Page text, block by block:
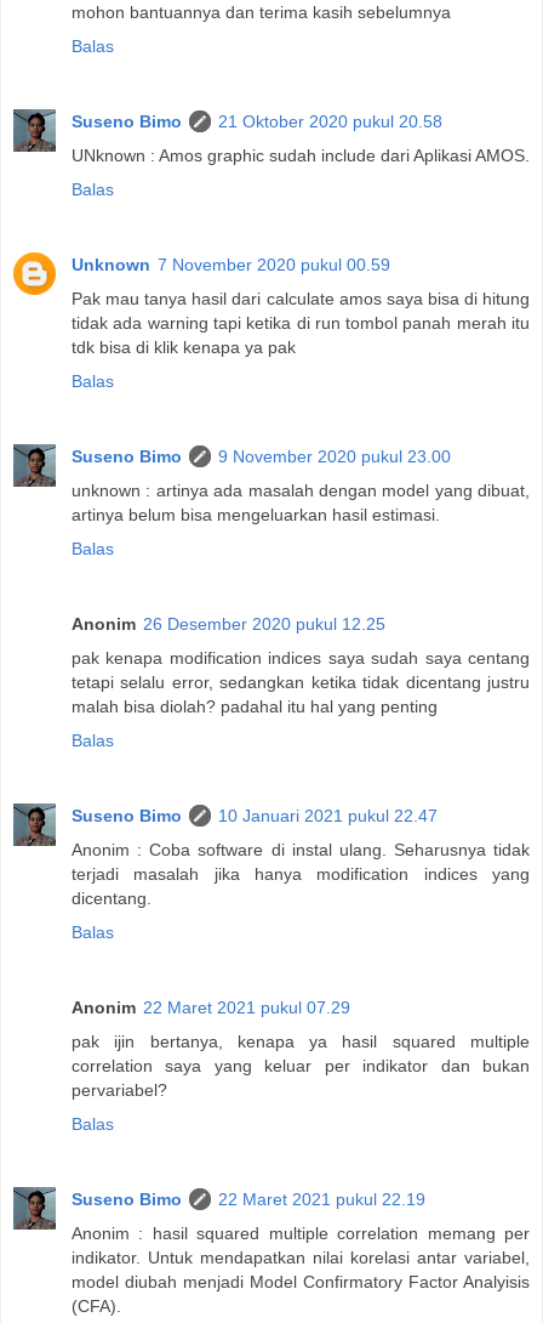
mohon bantuannya dan terima kasih sebelumnya
Balas
Suseno Bimo
21 Oktober 2020 pukul 20.58
UNknown : Amos graphic sudah include dari Aplikasi AMOS.
Balas
Unknown 7 November 2020 pukul 00.59
Pak mau tanya hasil dari calculate amos saya bisa di hitung
tidak ada warning tapi ketika di run tombol panah merah itu
tdk bisa di klik kenapa ya pak
Balas
Suseno Bimo
9 November 2020 pukul 23.00
unknown : artinya ada masalah dengan model yang dibuat,
artinya belum bisa mengeluarkan hasil estimasi.
Balas
Anonim 26 Desember 2020 pukul 12.25
pak kenapa modification indices saya sudah saya centang
tetapi selalu error, sedangkan ketika tidak dicentang justru
malah bisa diolah? padahal itu hal yang penting
Balas
Suseno Bimo
10 Januari 2021 pukul 22.47
Anonim : Coba software di instal ulang. Seharusnya tidak
terjadi masalah jika hanya modification indices yang
dicentang.
Balas
Anonim 22 Maret 2021 pukul 07.29
pak ijin bertanya, kenapa ya hasil squared multiple
correlation saya yang keluar per indikator dan bukan
pervariabel?
Balas
Suseno Bimo
22 Maret 2021 pukul 22.19
Anonim : hasil squared multiple correlation memang per
indikator. Untuk mendapatkan nilai korelasi antar variabel,
model diubah menjadi Model Confirmatory Factor Analyisis
(CFA).